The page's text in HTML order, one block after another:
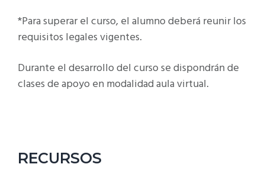
*Para superar el curso, el alumno deberá reunir los
requisitos legales vigentes.
Durante el desarrollo del curso se dispondrán de
clases de apoyo en modalidad aula virtual.
RECURSOS